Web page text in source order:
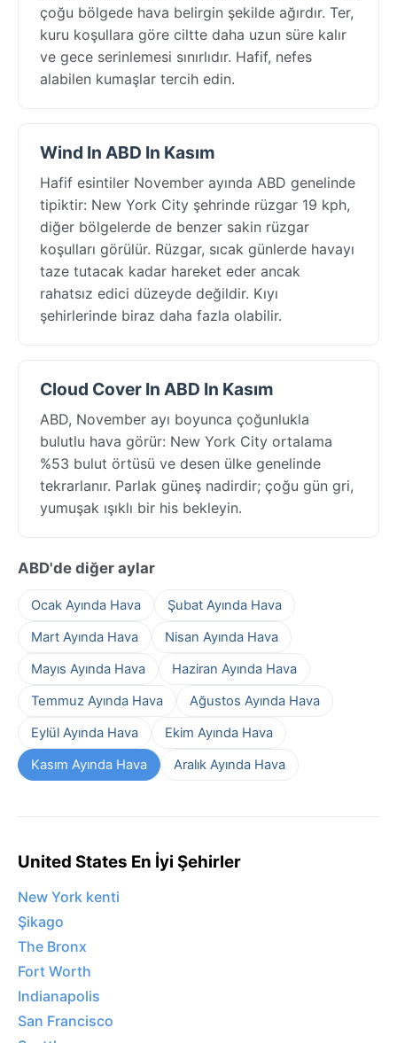
çoğu bölgede hava belirgin şekilde ağırdır. Ter,
kuru koşullara göre ciltte daha uzun süre kalır
ve gece serinlemesi sınırlıdır. Hafif, nefes
alabilen kumaşlar tercih edin.
Wind In ABD In Kasım
Hafif esintiler November ayında ABD genelinde
tipiktir: New York City şehrinde rüzgar 19 kph,
diğer bölgelerde de benzer sakin rüzgar
koşulları görülür. Rüzgar, sıcak günlerde havayı
taze tutacak kadar hareket eder ancak
rahatsız edici düzeyde değildir. Kıyı
şehirlerinde biraz daha fazla olabilir.
Cloud Cover In ABD In Kasım
ABD, November ayı boyunca çoğunlukla
bulutlu hava görür: New York City ortalama
%53 bulut örtüsü ve desen ülke genelinde
tekrarlanır. Parlak güneş nadirdir; çoğu gün gri,
yumuşak ışıklı bir his bekleyin.
ABD'de diğer aylar
Ocak Ayında Hava
Şubat Ayında Hava
Mart Ayında Hava
Nisan Ayında Hava
Mayıs Ayında Hava
Haziran Ayında Hava
Temmuz Ayında Hava
Ağustos Ayında Hava
Eylül Ayında Hava
Ekim Ayında Hava
Kasım Ayında Hava
Aralık Ayında Hava
United States En İyi Şehirler
New York kenti
Şikago
The Bronx
Fort Worth
Indianapolis
San Francisco